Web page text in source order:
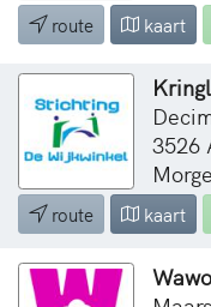
route kaart
3526
route kaart